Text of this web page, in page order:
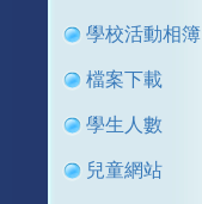
學校活動相簿
檔案下載
學生人數
兒童網站